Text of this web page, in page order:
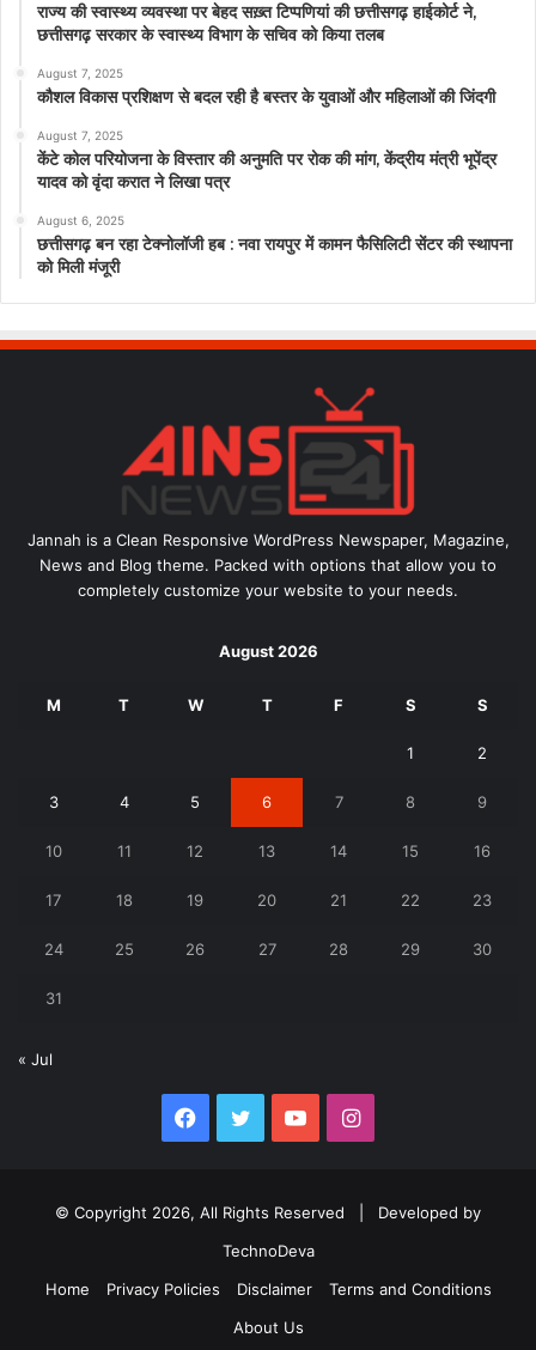
राज्य की स्वास्थ्य व्यवस्था पर बेहद सख़्त टिप्पणियां की छत्तीसगढ़ हाईकोर्ट ने,
छत्तीसगढ़ सरकार के स्वास्थ्य विभाग के सचिव को किया तलब
August 7, 2025
कौशल विकास प्रशिक्षण से बदल रही है बस्तर के युवाओं और महिलाओं की जिंदगी
August 7, 2025
केंटे कोल परियोजना के विस्तार की अनुमति पर रोक की मांग, केंद्रीय मंत्री भूपेंद्र
यादव को वृंदा करात ने लिखा पत्र
August 6, 2025
छत्तीसगढ़ बन रहा टेक्नोलॉजी हब : नवा रायपुर में कामन फैसिलिटी सेंटर की स्थापना
को मिली मंजूरी
Jannah is a Clean Responsive WordPress Newspaper, Magazine,
News and Blog theme. Packed with options that allow you to
completely customize your website to your needs.
August 2026
M T W T F S S
1 2
3 4 5 6 7 8 9
10 11 12 13 14 15 16
17 18 19 20 21 22 23
24 25 26 27 28 29 30
31
« Jul
Facebook
Twitter YouTubeInstagram
© Copyright 2026, All Rights Reserved | Developed by
TechnoDeva
Home
Privacy Policies Disclaimer
Terms and Conditions
About Us